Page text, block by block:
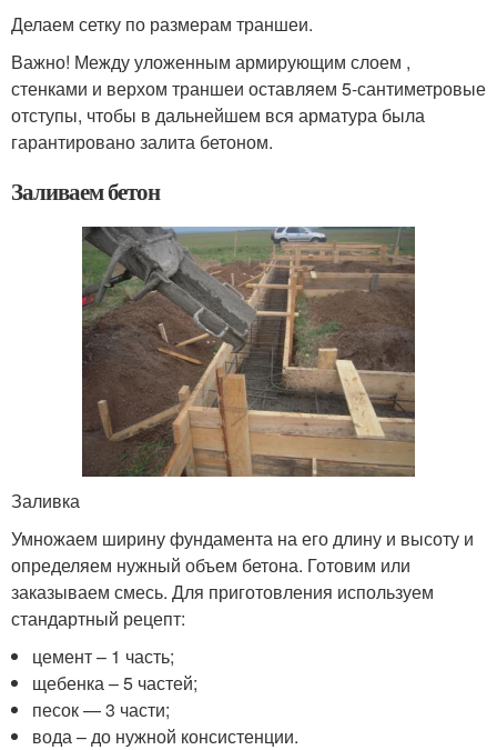
Делаем сетку по размерам траншеи.
Важно! Между уложенным армирующим слоем ,
стенками и верхом траншеи оставляем 5-сантиметровые
отступы, чтобы в дальнейшем вся арматура была
гарантировано залита бетоном.
Заливаем бетон
Заливка
Умножаем ширину фундамента на его длину и высоту и
определяем нужный объем бетона. Готовим или
заказываем смесь. Для приготовления используем
стандартный рецепт:
цемент – 1 часть;
щебенка – 5 частей;
песок — 3 части;
вода – до нужной консистенции.